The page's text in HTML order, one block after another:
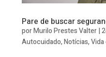
Pare de buscar
porMurilo Prestes Valter|
Autocuidado,Notícias,Vida